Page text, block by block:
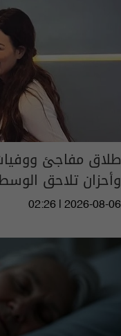
طلاق مفاجئ
وأحزان تلاحق
02:26 | 2026-08-06